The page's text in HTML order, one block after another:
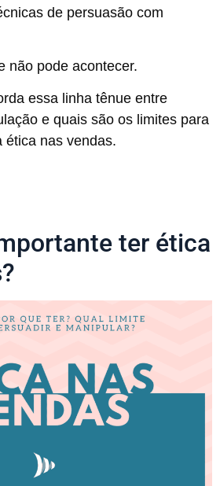
de persuasão com
não pode acontecer.
essa linha tênue entre
e quais são os limites para
ética nas vendas.
ter ética